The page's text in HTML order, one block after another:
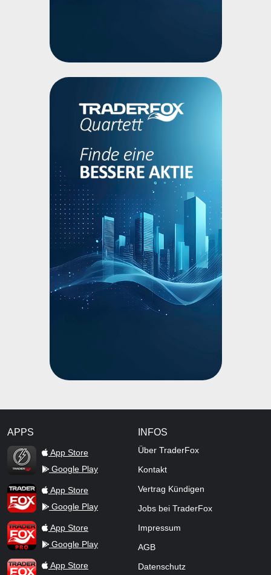
APPS
TraderFox Flash
App Store
Google Play
TraderFox AppApp Store
Google Play
TraderFox ProApp Store
Google Play
TraderFox dpa-AFX ProFeed
App Store
INFOS
Über TraderFox
Kontakt
Vertrag Kündigen
Jobs bei TraderFox
Impressum
AGB
Datenschutz